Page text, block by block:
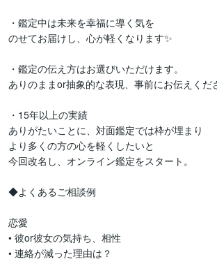
・鑑定中は未来を幸福に導く気を
のせてお届けし、心が軽くなります✨
・鑑定の伝え方はお選びいただけます。
ありのままor抽象的な表現、事前にお伝えくだ
・15年以上の実績
ありがたいことに、対面鑑定では枠が埋まり
より多くの方の心を軽くしたいと
今回改名し、オンライン鑑定をスタート。
◆よくあるご相談例
恋愛
• 彼or彼女の気持ち、相性
• 連絡が減った理由は？